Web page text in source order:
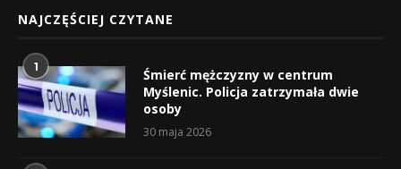
NAJCZĘŚCIEJ CZYTANE
1
Śmierć mężczyzny w centrum
Myślenic. Policja zatrzymała dwie
osoby
30 maja 2026